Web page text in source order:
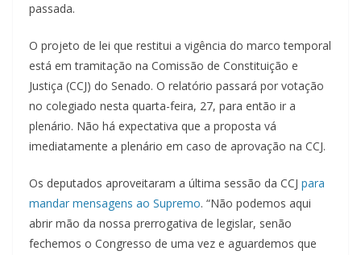
passada.
O projeto de lei que restitui a vigência do marco temporal
está em tramitação na Comissão de Constituição e
Justiça (CCJ) do Senado. O relatório passará por votação
no colegiado nesta quarta-feira, 27, para então ir a
plenário. Não há expectativa que a proposta vá
imediatamente a plenário em caso de aprovação na CCJ.
Os deputados aproveitaram a última sessão da CCJ para
mandar mensagens ao Supremo. “Não podemos aqui
abrir mão da nossa prerrogativa de legislar, senão
fechemos o Congresso de uma vez e aguardemos que